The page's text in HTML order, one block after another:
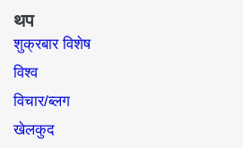
थप
शुक्रबार विशेष
विश्व
विचार/ब्लग
खेलकुद